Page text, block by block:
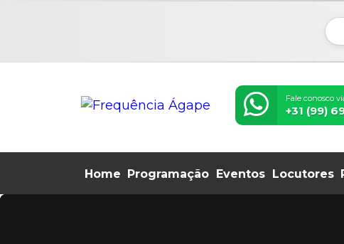
Fale conosco
+31 (99)
Home Programação Eventos Locutores